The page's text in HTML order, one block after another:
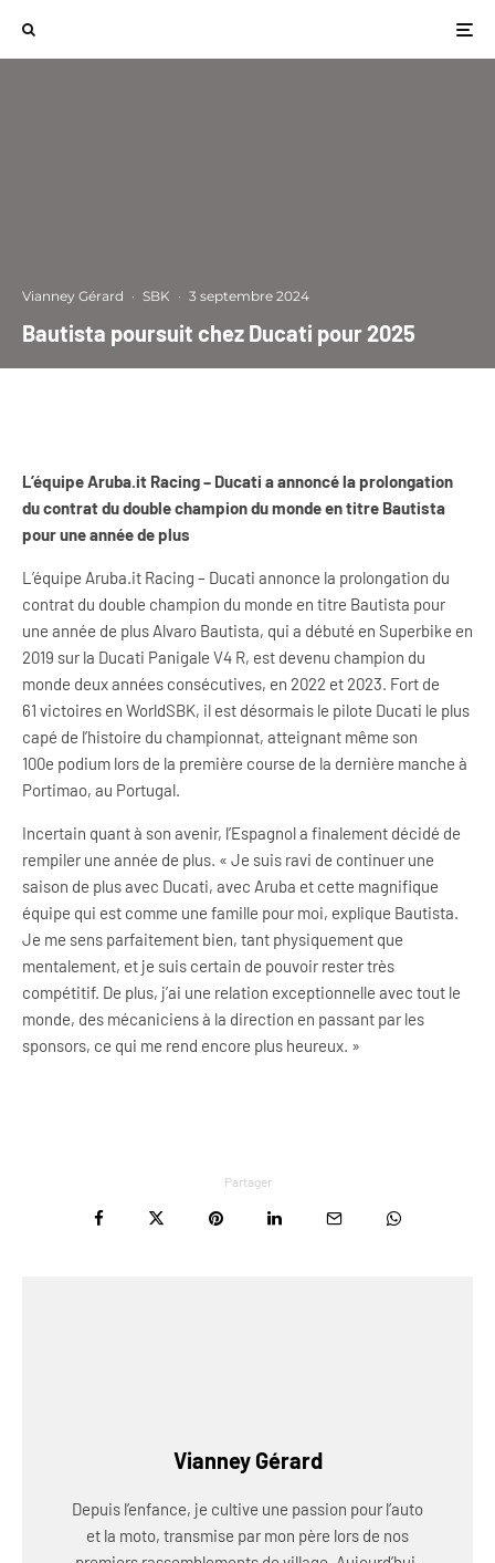
Vianney Gérard · SBK · 3 septembre 2024
Bautista poursuit chez Ducati pour 2025
L’équipe Aruba.it Racing – Ducati a annoncé la prolongation
du contrat du double champion du monde en titre Bautista
pour une année de plus
L’équipe Aruba.it Racing – Ducati annonce la prolongation du
contrat du double champion du monde en titre Bautista pour
une année de plus Alvaro Bautista, qui a débuté en Superbike en
2019 sur la Ducati Panigale V4 R, est devenu champion du
monde deux années consécutives, en 2022 et 2023. Fort de
61 victoires en WorldSBK, il est désormais le pilote Ducati le plus
capé de l’histoire du championnat, atteignant même son
100e podium lors de la première course de la dernière manche à
Portimao, au Portugal.
Incertain quant à son avenir, l’Espagnol a finalement décidé de
rempiler une année de plus. « Je suis ravi de continuer une
saison de plus avec Ducati, avec Aruba et cette magnifique
équipe qui est comme une famille pour moi, explique Bautista.
Je me sens parfaitement bien, tant physiquement que
mentalement, et je suis certain de pouvoir rester très
compétitif. De plus, j’ai une relation exceptionnelle avec tout le
monde, des mécaniciens à la direction en passant par les
sponsors, ce qui me rend encore plus heureux. »
Partager
Vianney Gérard
Depuis l’enfance, je cultive une passion pour l’auto
et la moto, transmise par mon père lors de nos